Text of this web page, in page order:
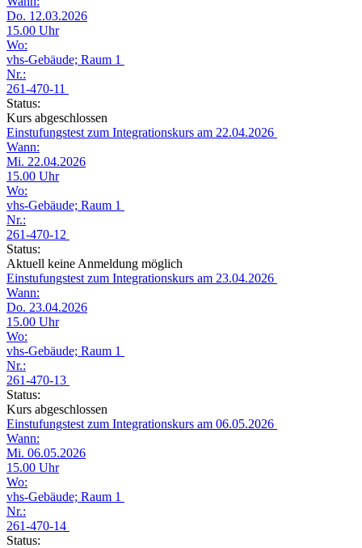
Do. 12.03.2026
15.00 Uhr
Wo:
vhs-Gebäude; Raum 1
Nr.:
261-470-11
Status:
Kurs abgeschlossen
Einstufungstest zum Integrationskurs am 22.04.2026
Wann:
Mi. 22.04.2026
15.00 Uhr
Wo:
vhs-Gebäude; Raum 1
Nr.:
261-470-12
Status:
Aktuell keine Anmeldung möglich
Einstufungstest zum Integrationskurs am 23.04.2026
Wann:
Do. 23.04.2026
15.00 Uhr
Wo:
vhs-Gebäude; Raum 1
Nr.:
261-470-13
Status:
Kurs abgeschlossen
Einstufungstest zum Integrationskurs am 06.05.2026
Wann:
Mi. 06.05.2026
15.00 Uhr
Wo:
vhs-Gebäude; Raum 1
Nr.:
261-470-14
Status: